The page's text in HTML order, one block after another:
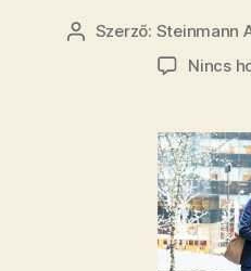
Bejegyzés
Szerző: Steinmann
Nincs